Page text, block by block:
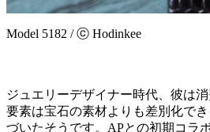
Model 5182 / ⓒ Hodinkee
ジュエリーデザイナー時代、彼は
要素は宝石の素材よりも差別化で
づいたそうです。APとの初期コラ